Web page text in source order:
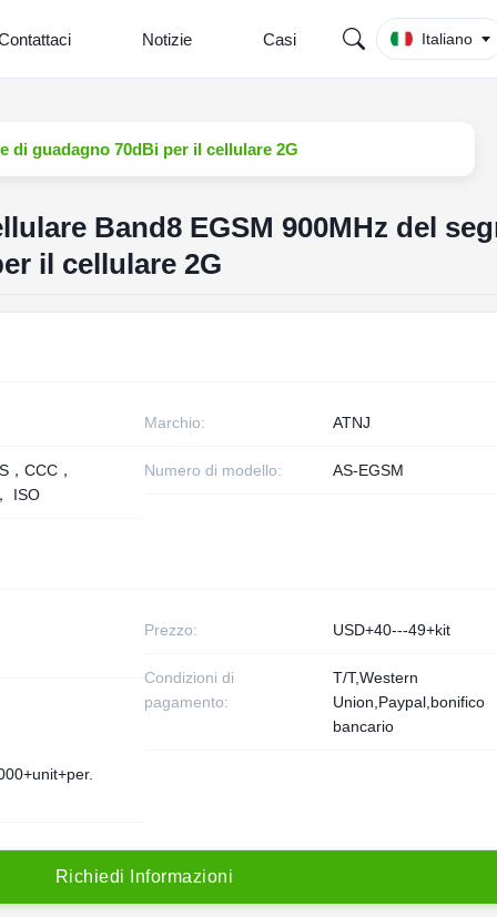
Notizie Casi Italiano
di guadagno 70dBi per il cellulare 2G
Band8 EGSM 900MHz del
il cellulare 2G
Marchio: ATNJ
，CCC，
ISO
Numero di modello: AS-EGSM
Prezzo: USD+40---49+kit
Condizioni di
pagamento:
T/T,Western
Union,Paypal,bonifico
bancario
Richiedi nformazioni